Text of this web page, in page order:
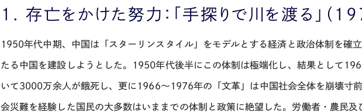
1. 存亡をかけた努力：「手探りで川を渡る」（
1950年代中期、中国は「スターリンスタイル」をモデルとする経済と政治体制を確
たる中国を建設しようとした。1950年代後半にこの体制は極端化し、結果として
いて3000万余人が餓死し、更に1966～1976年の「文革」は中国社会全体を崩壊寸
会災難を経験した国民の大多数はいままでの体制と政策に絶望した。労働者・農民及